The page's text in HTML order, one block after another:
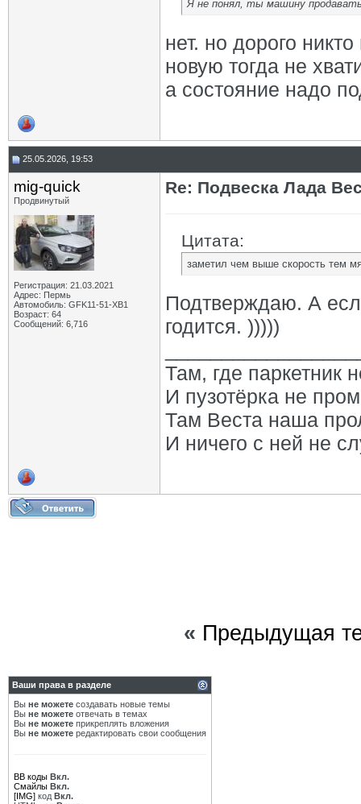
Я не понял, ты машину
нет. но дорого
новую тогда не
а состояние надо
25.05.2026, 19:53
mig-quick
Продвинутый
Регистрация: 21.03.2021
Адрес: Пермь
Автомобиль: GFK11-51-ХВ1
Возраст: 64
Сообщений: 6,716
Re: Подвеска Лада
Цитата:
заметил чем выше скорость тем
Подтверждаю. А
годится. )))))
Там, где паркетник
И пузотёрка не
Там Веста наша
И ничего с ней не
« Предыдущая
Ваши права в разделе
Вы не можете создавать новые темы
Вы не можете отвечать в темах
Вы не можете прикреплять вложения
Вы не можете редактировать свои сообщения
BB коды Вкл.
Смайлы Вкл.
[IMG] код Вкл.